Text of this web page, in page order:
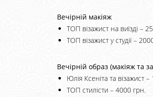
Вечірній макіяж
ТОП візажист на виїзді –
ТОП візажист у студії –
Вечірній образ (макіяж та
Юлія Ксеніта та візажист
ТОП стилісти – 4000 грн.